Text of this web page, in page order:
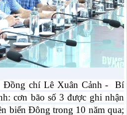
Đồng chí Lê Xuân Cảnh - Bí
cơn bão số 3 được ghi nhận
biển Đông trong 10 năm qua;